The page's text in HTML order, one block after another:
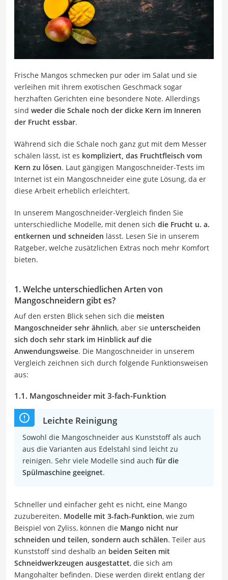
Frische Mangos schmecken pur oder im Salat und sie
verleihen mit ihrem exotischen Geschmack sogar
herzhaften Gerichten eine besondere Note. Allerdings
sind weder die Schale noch der dicke Kern im Inneren
der Frucht essbar.
Während sich die Schale noch ganz gut mit dem Messer
schälen lässt, ist es kompliziert, das Fruchtfleisch vom
Kern zu lösen. Laut gängigen Mangoschneider-Tests im
Internet ist ein Mangoschneider eine gute Lösung, da er
diese Arbeit erheblich erleichtert.
In unserem Mangoschneider-Vergleich finden Sie
unterschiedliche Modelle, mit denen sich die Frucht u. a.
entkernen und schneiden lässt. Lesen Sie in unserem
Ratgeber, welche zusätzlichen Extras noch mehr Komfort
bieten.
1. Welche unterschiedlichen Arten von
Mangoschneidern gibt es?
Auf den ersten Blick sehen sich die meisten
Mangoschneider sehr ähnlich, aber sie unterscheiden
sich doch sehr stark im Hinblick auf die
Anwendungsweise. Die Mangoschneider in unserem
Vergleich zeichnen sich durch folgende Funktionsweisen
aus:
1.1. Mangoschneider mit 3-fach-Funktion
Leichte Reinigung
Sowohl die Mangoschneider aus Kunststoff als auch
aus die Varianten aus Edelstahl sind leicht zu
reinigen. Sehr viele Modelle sind auch für die
Spülmaschine geeignet.
Schneller und einfacher geht es nicht, eine Mango
zuzubereiten. Modelle mit 3-fach-Funktion, wie zum
Beispiel von Zyliss, können die Mango nicht nur
schneiden und teilen, sondern auch schälen. Teiler aus
Kunststoff sind deshalb an beiden Seiten mit
Schneidwerkzeugen ausgestattet, die sich am
Mangohalter befinden. Diese werden direkt entlang der